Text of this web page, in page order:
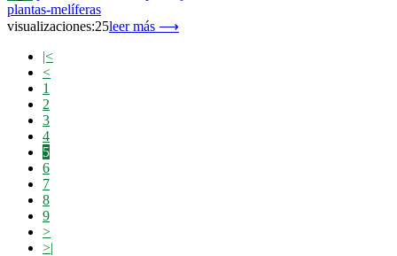
plantas-melíferas
visualizaciones:25leer más ⟶
|<
<
1
2
3
4
5
6
7
8
9
>
>|